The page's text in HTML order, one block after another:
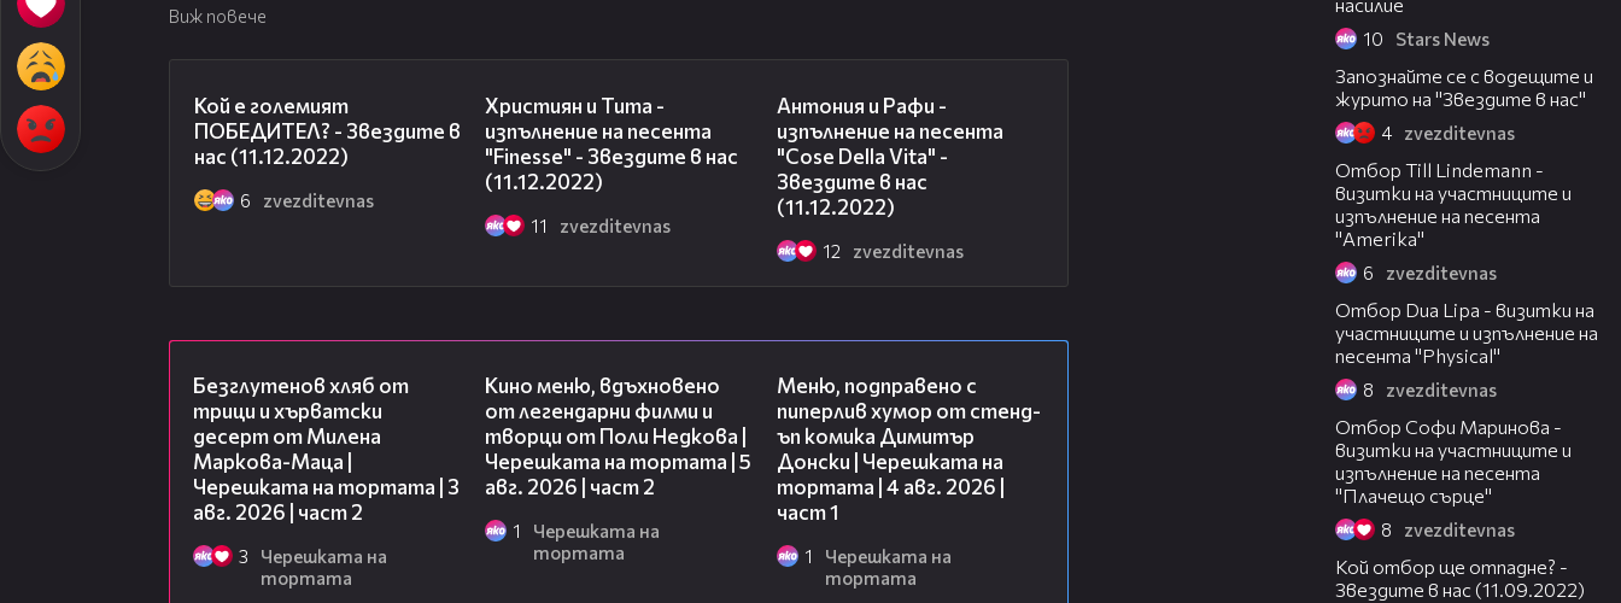
Виж повече
Кой е големият
ПОБЕДИТЕЛ? - Звездите в
нас (11.12.2022)
6 zvezditevnas
Християн и Тита -
изпълнение на песента
"Finesse" - Звездите в нас
(11.12.2022)
11 zvezditevnas
Антония и Рафи -
изпълнение на песента
"Cose Della Vita" -
Звездите в нас
(11.12.2022)
12 zvezditevnas
Безглутенов хляб от
трици и хърватски
десерт от Милена
Маркова-Маца |
Черешката на тортата | 3
авг. 2026 | част 2
3
Черешката на
тортата
Кино меню, вдъхновено
от легендарни филми и
творци от Поли Недкова |
Черешката на тортата | 5
авг. 2026 | част 2
1
Черешката на
тортата
Меню, подправено с
пиперлив хумор от стенд-
ъп комика Димитър
Донски | Черешката на
тортата | 4 авг. 2026 |
част 1
1
Черешката на
тортата
10 Stars News
Запознайте се с водещите и
журито на "Звездите в нас"
4 zvezditevnas
Отбор Till Lindemann -
визитки на участниците и
изпълнение на песента
"Amerika"
6 zvezditevnas
Отбор Dua Lipa - визитки на
участниците и изпълнение на
песента "Physical"
8 zvezditevnas
Отбор Софи Маринова -
визитки на участниците и
изпълнение на песента
"Плачещо сърце"
8 zvezditevnas
Кой отбор ще отпадне? -
Звездите в нас (11.09.2022)